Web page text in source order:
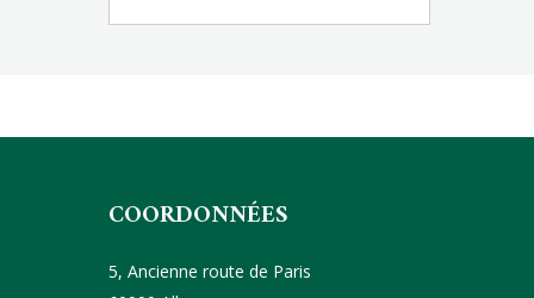
COORDONNÉES
5, Ancienne route de Paris